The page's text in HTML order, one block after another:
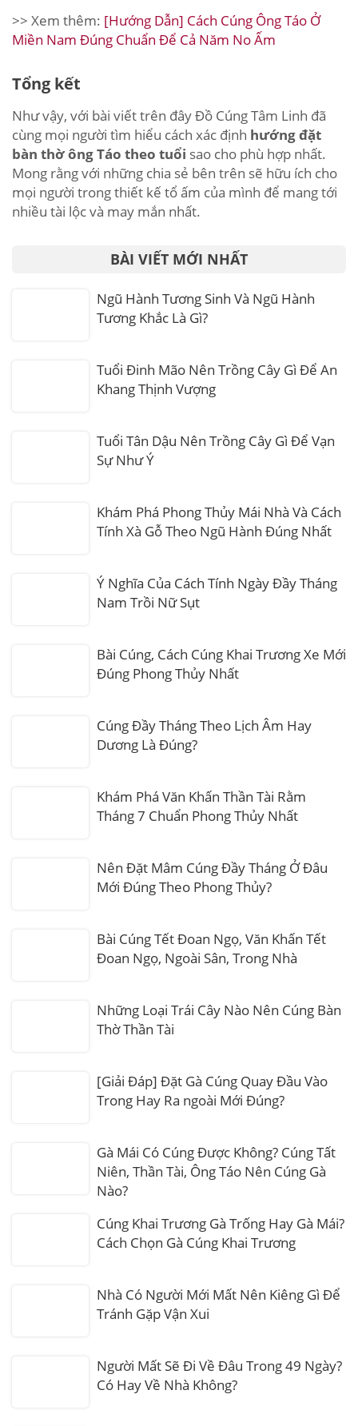
>> Xem thêm: [Hướng Dẫn] Cách Cúng Ông Táo Ở
Miền Nam Đúng Chuẩn Để Cả Năm No Ấm
Tổng kết
Như vậy, với bài viết trên đây Đồ Cúng Tâm Linh đã
cùng mọi người tìm hiểu cách xác định hướng đặt
bàn thờ ông Táo theo tuổi sao cho phù hợp nhất.
Mong rằng với những chia sẻ bên trên sẽ hữu ích cho
mọi người trong thiết kế tổ ấm của mình để mang tới
nhiều tài lộc và may mắn nhất.
BÀI VIẾT MỚI NHẤT
Ngũ Hành Tương Sinh Và Ngũ Hành
Tương Khắc Là Gì?
Tuổi Đinh Mão Nên Trồng Cây Gì Để An
Khang Thịnh Vượng
Tuổi Tân Dậu Nên Trồng Cây Gì Để Vạn
Sự Như Ý
Khám Phá Phong Thủy Mái Nhà Và Cách
Tính Xà Gỗ Theo Ngũ Hành Đúng Nhất
Ý Nghĩa Của Cách Tính Ngày Đầy Tháng
Nam Trồi Nữ Sụt
Bài Cúng, Cách Cúng Khai Trương Xe Mới
Đúng Phong Thủy Nhất
Cúng Đầy Tháng Theo Lịch Âm Hay
Dương Là Đúng?
Khám Phá Văn Khấn Thần Tài Rằm
Tháng 7 Chuẩn Phong Thủy Nhất
Nên Đặt Mâm Cúng Đầy Tháng Ở Đâu
Mới Đúng Theo Phong Thủy?
Bài Cúng Tết Đoan Ngọ, Văn Khấn Tết
Đoan Ngọ, Ngoài Sân, Trong Nhà
Những Loại Trái Cây Nào Nên Cúng Bàn
Thờ Thần Tài
[Giải Đáp] Đặt Gà Cúng Quay Đầu Vào
Trong Hay Ra ngoài Mới Đúng?
Gà Mái Có Cúng Được Không? Cúng Tất
Niên, Thần Tài, Ông Táo Nên Cúng Gà
Nào?
Cúng Khai Trương Gà Trống Hay Gà Mái?
Cách Chọn Gà Cúng Khai Trương
Nhà Có Người Mới Mất Nên Kiêng Gì Để
Tránh Gặp Vận Xui
Người Mất Sẽ Đi Về Đâu Trong 49 Ngày?
Có Hay Về Nhà Không?